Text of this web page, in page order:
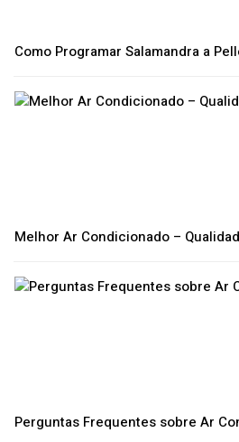
Como Programar Salamandra a
Melhor Ar Condicionado –
Perguntas Frequentes sobre Ar